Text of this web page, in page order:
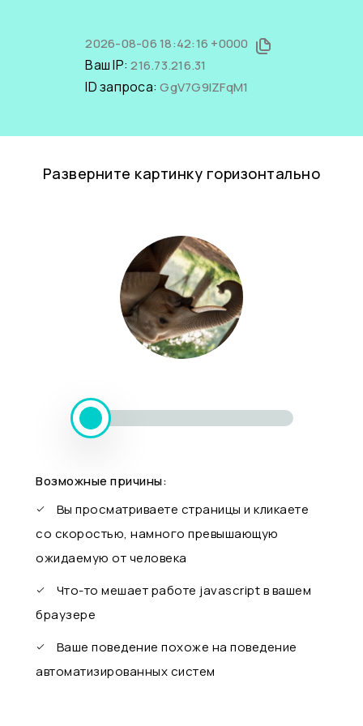
2026-08-06 18:42:16 +0000
Ваш IP:216.73.216.31
ID запроса:GgV7G9lZFqM1
Разверните картинку горизонтально
Возможные причины:
Вы просматриваете страницы и кликаете
со скоростью, намного превышающую
ожидаемую от человека
Что-то мешает работе javascript в вашем
браузере
Ваше поведение похоже на поведение
автоматизированных систем